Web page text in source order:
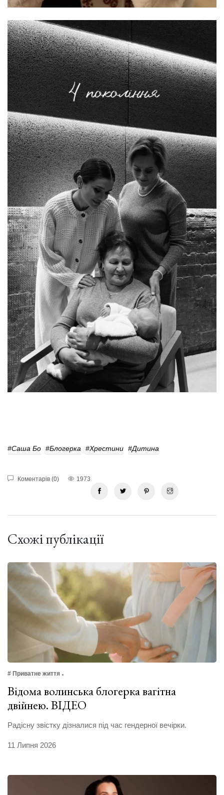
#Саша Бо #Блогерка #Хрестини #дитина
Коментарів (0) 1973
Схожі публікації
# Приватне життя
Відома волинська блогерка вагітна
двійнею. ВІДЕО
Радісну звістку дізналися під час гендерної вечірки.
11 Липня 2026